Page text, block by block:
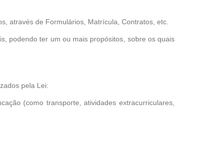
através de Formulários, Matrícula, Contratos, etc.
podendo ter um ou mais propósitos, sobre os quais
pela Lei:
(como transporte, atividades extracurriculares,